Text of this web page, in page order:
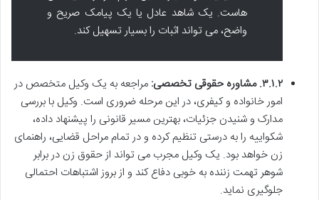
هاست. یک شاهد عادل یا یک پیامک صریح و
واضح، می تواند اثبات را بسیار تسهیل کند.
۳.۱.۲. مشاوره حقوقی تخصصی:
مراجعه به یک وکیل متخصص در
امور خانواده و کیفری، در این مرحله ضروری است. وکیل با بررسی
مدارک و شنیدن جزئیات، بهترین مسیر قانونی را پیشنهاد داده،
شکواییه را به درستی تنظیم کرده و در تمام مراحل قضایی، راهنمای
زن خواهد بود. یک وکیل مجرب می تواند از حقوق زن در برابر
شوهر تهمت زننده به خوبی دفاع کند و از بروز اشتباهات احتمالی
جلوگیری نماید.